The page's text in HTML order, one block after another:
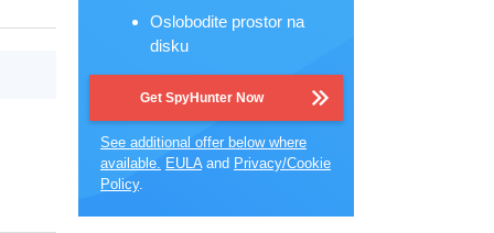
Oslobodite prostor na
disku
Get SpyHunter Now
See additional offer below where
available. EULAand Privacy/Cookie
Policy.